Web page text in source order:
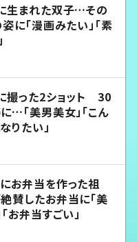
生まれた双子…その
に「漫画みたい」「素
撮った2ショット 30
…「美男美女」「こん
りたい」
お弁当を作った祖
したお弁当に「美
お弁当すごい」